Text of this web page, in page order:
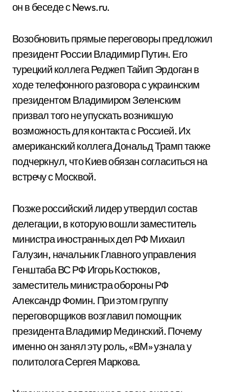
он в беседе с News.ru.
Возобновить прямые переговоры предложил
президент России Владимир Путин. Его
турецкий коллега Реджеп Тайип Эрдоган в
ходе телефонного разговора с украинским
президентом Владимиром Зеленским
призвал того не упускать возникшую
возможность для контакта с Россией. Их
американский коллега Дональд Трамп также
подчеркнул, что Киев обязан согласиться на
встречу с Москвой.
Позже российский лидер утвердил состав
делегации, в которую вошли заместитель
министра иностранных дел РФ Михаил
Галузин, начальник Главного управления
Генштаба ВС РФ Игорь Костюков,
заместитель министра обороны РФ
Александр Фомин. При этом группу
переговорщиков возглавил помощник
президента Владимир Мединский. Почему
именно он занял эту роль, «ВМ» узнала у
политолога Сергея Маркова.